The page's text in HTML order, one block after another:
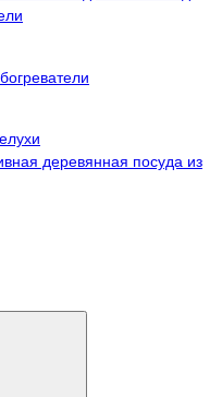
деревянная посуда из